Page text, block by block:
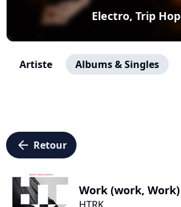
Electro, Trip Hop
Artiste Albums & Singles
arrow_left Retour
Work (work, Work)